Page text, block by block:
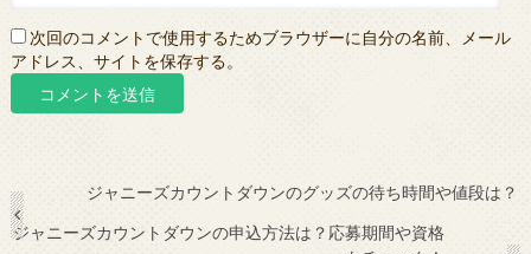
次回のコメントで使用するためブラウザーに自分の名前、メール
アドレス、サイトを保存する。
ジャニーズカウントダウンのグッズの待ち時間や値段は？
ジャニーズカウントダウンの申込方法は？応募期間や資格